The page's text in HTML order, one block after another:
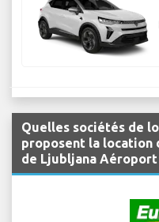
Quelles sociétés de
proposent la location
de Ljubljana Aéroport